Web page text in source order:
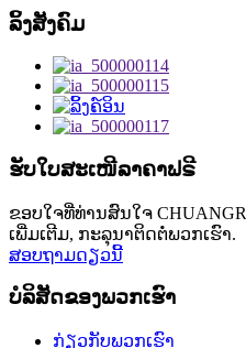
ລິ້ງສັງຄົມ
ຮັບໃບສະເໜີລາຄາຟຣີ
ຂອບໃຈທີ່ທ່ານສົນໃຈ
ເພີ່ມເຕີມ, ກະລຸນາຕິດຕໍ່ພວກເຮົາ.
ສອບຖາມດຽວນີ້
ບໍລິສັດຂອງພວກເຮົາ
ກ່ຽວກັບພວກເຮົາ